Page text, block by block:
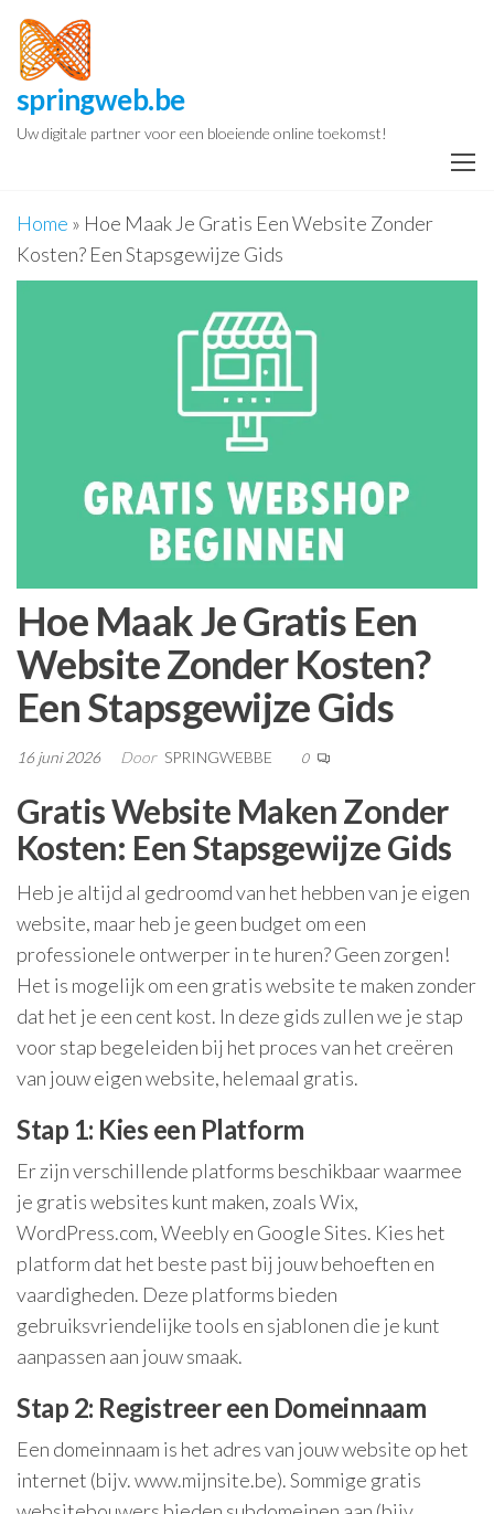
Spring
naar
de
inhoud
springweb.be
Uw digitale partner voor een bloeiende online toekomst!
Home » Hoe Maak Je Gratis Een Website Zonder
Kosten? Een Stapsgewijze Gids
Hoe Maak Je Gratis Een
Website Zonder Kosten?
Een Stapsgewijze Gids
16 juni 2026 Door SPRINGWEBBE 0
Gratis Website Maken Zonder
Kosten: Een Stapsgewijze Gids
Heb je altijd al gedroomd van het hebben van je eigen
website, maar heb je geen budget om een
professionele ontwerper in te huren? Geen zorgen!
Het is mogelijk om een gratis website te maken zonder
dat het je een cent kost. In deze gids zullen we je stap
voor stap begeleiden bij het proces van het creëren
van jouw eigen website, helemaal gratis.
Stap 1: Kies een Platform
Er zijn verschillende platforms beschikbaar waarmee
je gratis websites kunt maken, zoals Wix,
WordPress.com, Weebly en Google Sites. Kies het
platform dat het beste past bij jouw behoeften en
vaardigheden. Deze platforms bieden
gebruiksvriendelijke tools en sjablonen die je kunt
aanpassen aan jouw smaak.
Stap 2: Registreer een Domeinnaam
Een domeinnaam is het adres van jouw website op het
internet (bijv. www.mijnsite.be). Sommige gratis